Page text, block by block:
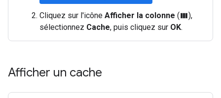
Cliquez sur l'icône Afficher la colonne (view_column),
sélectionnez Cache, puis cliquez sur OK.
Afficher un cache